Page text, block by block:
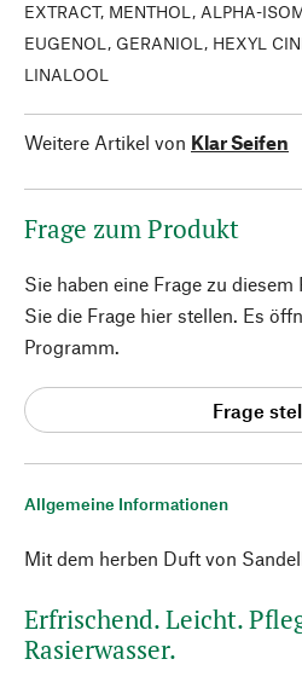
Allgemeine Informationen
Mit dem herben Duft von
Erfrischend. Leicht.
Rasierwasser.
EXTRACT, MENTHOL, ALPHA-
EUGENOL, GERANIOL, HEXYL
LINALOOL
Weitere Artikel von Klar Seifen
Frage zum Produkt
Sie haben eine Frage zu
Sie die Frage hier stellen. Es
Programm.
Frage